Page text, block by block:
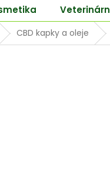
CBD kapky a oleje